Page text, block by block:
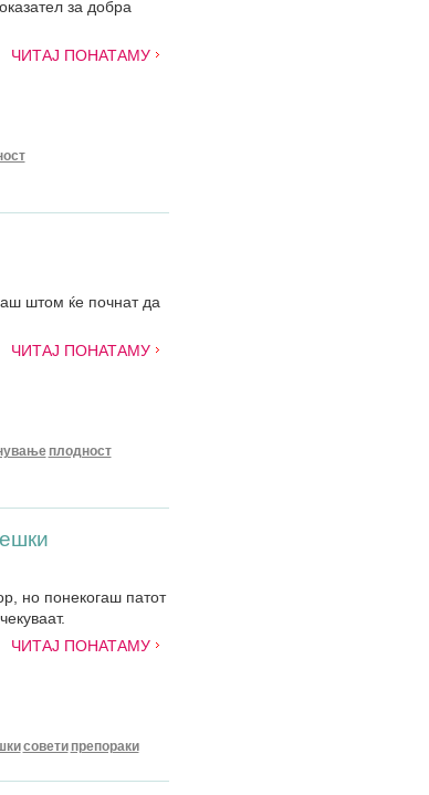
за добра
ЧИТАЈ ПОНАТАМУ
штом ќе почнат да
ЧИТАЈ ПОНАТАМУ
плодност
но понекогаш патот
ЧИТАЈ ПОНАТАМУ
совети препораки